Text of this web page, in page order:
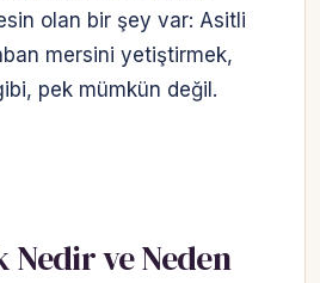
olan bir şey var: Asitli
mersini yetiştirmek,
pek mümkün değil.
ve Neden